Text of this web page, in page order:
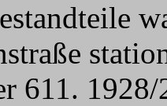
611.